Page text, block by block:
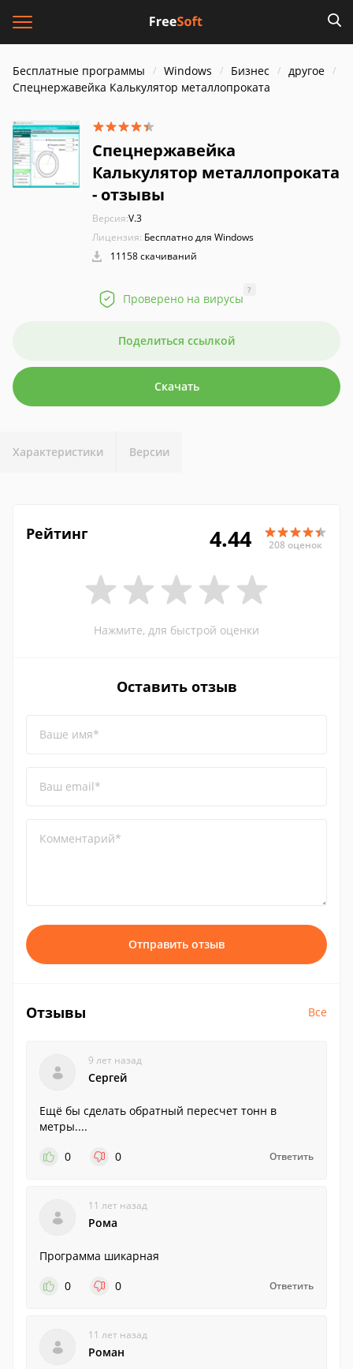
Бесплатные программы Windows Бизнес
другое
Спецнержавейка Калькулятор металлопроката
Спецнержавейка
Калькулятор металлопроката
- отзывы
Версия:V.3
Лицензия: Бесплатно для Windows
11158 скачиваний
Проверено на вирусы
?
Поделиться ссылкой
Скачать
Характеристики Версии
Рейтинг 4.44 208 оценок
Нажмите, для быстрой оценки
Оставить отзыв
Ваше имя*
Ваш email*
Комментарий*
Отправить отзыв
Отзывы Все
9 лет назад
Сергей
Ещё бы сделать обратный пересчет тонн в
метры....
0
0 Ответить
11 лет назад
Рома
Программа шикарная
0
0 Ответить
11 лет назад
Роман